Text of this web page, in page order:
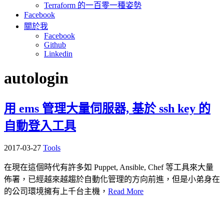
Terraform 的一百零一種姿勢
Facebook
關於我
Facebook
Github
Linkedin
autologin
用 ems 管理大量伺服器, 基於 ssh key 的
自動登入工具
2017-03-27 Tools
在現在這個時代有許多如 Puppet, Ansible, Chef 等工具來大量
佈署，已經越來越趨於自動化管理的方向前進，但是小弟身在
的公司環境擁有上千台主機， Read More